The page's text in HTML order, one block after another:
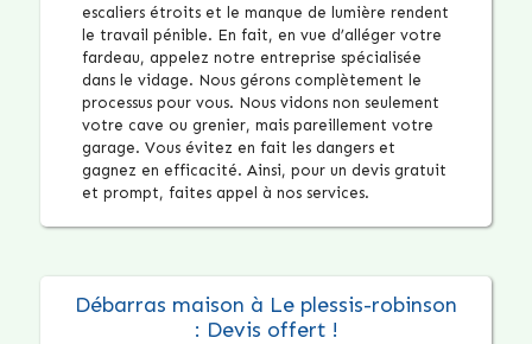
escaliers étroits et le manque de lumière rendent
le travail pénible. En fait, en vue d’alléger votre
fardeau, appelez notre entreprise spécialisée
dans le vidage. Nous gérons complètement le
processus pour vous. Nous vidons non seulement
votre cave ou grenier, mais pareillement votre
garage. Vous évitez en fait les dangers et
gagnez en efficacité. Ainsi, pour un devis gratuit
et prompt, faites appel à nos services.
Débarras maison à Le plessis-robinson
: Devis offert !